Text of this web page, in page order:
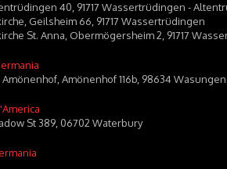
40, 91717 Wassertrüdingen -
Geilsheim 66, 91717 Wassertrüdingen
St. Anna, Obermögersheim 2, 91717
Amönenhof 116b, 98634
St 389, 06702 Waterbury